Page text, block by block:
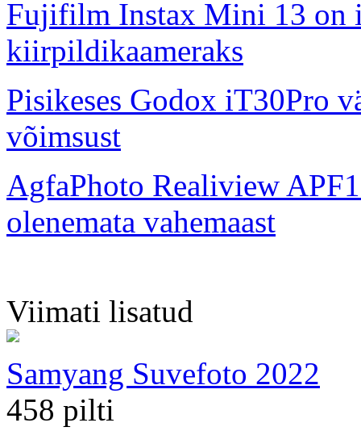
Fujifilm Instax Mini 13 on
kiirpildikaameraks
Pisikeses Godox iT30Pro
võimsust
AgfaPhoto Realiview
olenemata vahemaast
Viimati lisatud
Samyang Suvefoto 2022
458 pilti